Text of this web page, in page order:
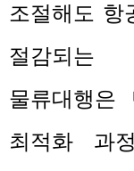
조절해도 항
절감되는
물류대행
최적화 과